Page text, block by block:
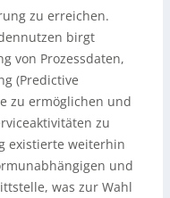
zu erreichen.
birgt
von Prozessdaten,
(Predictive
zu ermöglichen und
zu
existierte weiterhin
und
was zur Wahl